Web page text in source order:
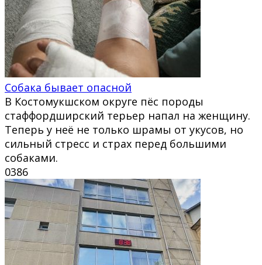
Собака бывает опасной
В Костомукшском округе пёс породы
стаффордширский терьер напал на женщину.
Теперь у неё не только шрамы от укусов, но
сильный стресс и страх перед большими
собаками.
0386